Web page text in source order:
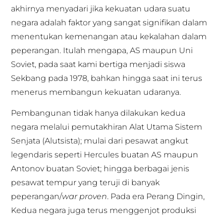
akhirnya menyadari jika kekuatan udara suatu
negara adalah faktor yang sangat signifikan dalam
menentukan kemenangan atau kekalahan dalam
peperangan. Itulah mengapa, AS maupun Uni
Soviet, pada saat kami bertiga menjadi siswa
Sekbang pada 1978, bahkan hingga saat ini terus
menerus membangun kekuatan udaranya.
Pembangunan tidak hanya dilakukan kedua
negara melalui pemutakhiran Alat Utama Sistem
Senjata (Alutsista); mulai dari pesawat angkut
legendaris seperti Hercules buatan AS maupun
Antonov buatan Soviet; hingga berbagai jenis
pesawat tempur yang teruji di banyak
peperangan/war proven. Pada era Perang Dingin,
Kedua negara juga terus menggenjot produksi